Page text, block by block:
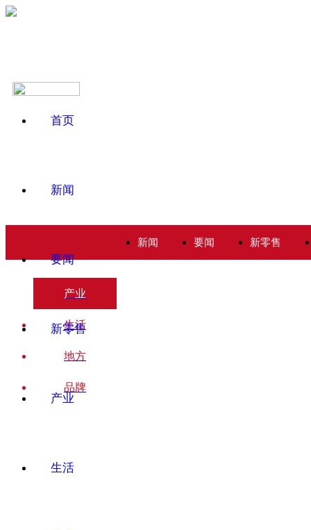
首页
新闻
要闻
新零售
产业
生活
新闻 要闻 新零售
产业
生活
地方
品牌